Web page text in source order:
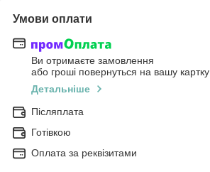
Умови оплати
Ви отримаєте замовлення
або гроші повернуться на вашу картку
Детальніше
Післяплата
Готівкою
Оплата за реквізитами